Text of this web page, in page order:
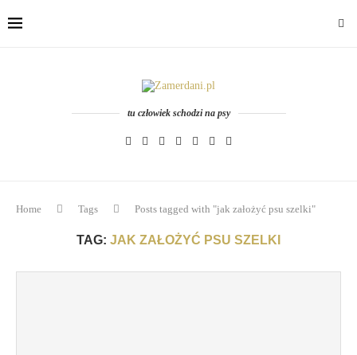
tu człowiek schodzi na psy
Home Tags Posts tagged with "jak założyć psu szelki"
TAG: JAK ZAŁOŻYĆ PSU SZELKI